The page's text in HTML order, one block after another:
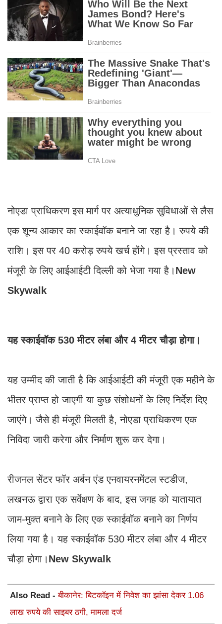
नोएडा प्राधिकरण इस मार्ग पर अत्याधुनिक सुविधाओं से लैस
एक शून्य आकार का स्काईवॉक बनाने जा रहा है। रुपये की
राशि। इस पर 40 करोड़ रुपये खर्च होंगे। इस प्रस्ताव को
मंजूरी के लिए आईआईटी दिल्ली को भेजा गया है। New
Skywalk
यह स्काईवॉक 530 मीटर लंबा और 4 मीटर चौड़ा होगा।
यह उम्मीद की जाती है कि आईआईटी की मंजूरी एक महीने के
भीतर प्राप्त हो जाएगी या कुछ संशोधनों के लिए निर्देश दिए
जाएंगे। जैसे ही मंजूरी मिलती है, नोएडा प्राधिकरण एक
निविदा जारी करेगा और निर्माण शुरू कर देगा।
रीजनल सेंटर फॉर अर्बन एंड एनवायरनमेंटल स्टडीज,
लखनऊ द्वारा एक सर्वेक्षण के बाद, इस जगह को यातायात
जाम-मुक्त बनाने के लिए एक स्काईवॉक बनाने का निर्णय
लिया गया है। यह स्काईवॉक 530 मीटर लंबा और 4 मीटर
चौड़ा होगा। New Skywalk
Also Read -बीकानेर: बिटकॉइन में निवेश का झांसा देकर 1.06
लाख रुपये की साइबर ठगी, मामला दर्ज